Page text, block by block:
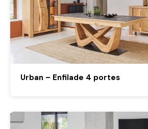
Urban – Enfilade 4 portes